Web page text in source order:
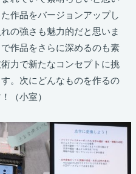
作品をバージョンアップし
の強さも魅力的だと思いま
作品をさらに深めるのも素
力で新たなコンセプトに挑
。次にどんなものを作るの
（小室）